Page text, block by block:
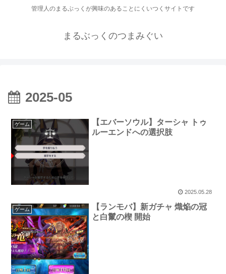
管理人のまるぶっくが興味のあることにくいつくサイトです
まるぶっくのつまみぐい
2025-05
ゲーム
【エバーソウル】ターシャ トゥ
ルーエンドへの選択肢
2025.05.28
ゲーム
【ランモバ】新ガチャ 熾焔の冠
と白鬣の楔 開始